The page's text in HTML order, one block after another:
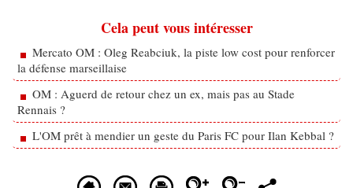
Cela peut vous intéresser
Mercato OM : Oleg Reabciuk, la piste low cost pour renforcer
la défense marseillaise
OM : Aguerd de retour chez un ex, mais pas au Stade
Rennais ?
L'OM prêt à mendier un geste du Paris FC pour Ilan Kebbal ?